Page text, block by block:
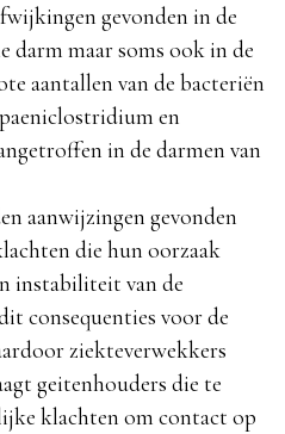
gevonden in de
darm maar soms ook in de
aantallen van de bacteriën
en
in de darmen van
aanwijzingen gevonden
die hun oorzaak
instabiliteit van de
consequenties voor de
ziekteverwekkers
geitenhouders die te
klachten om contact op